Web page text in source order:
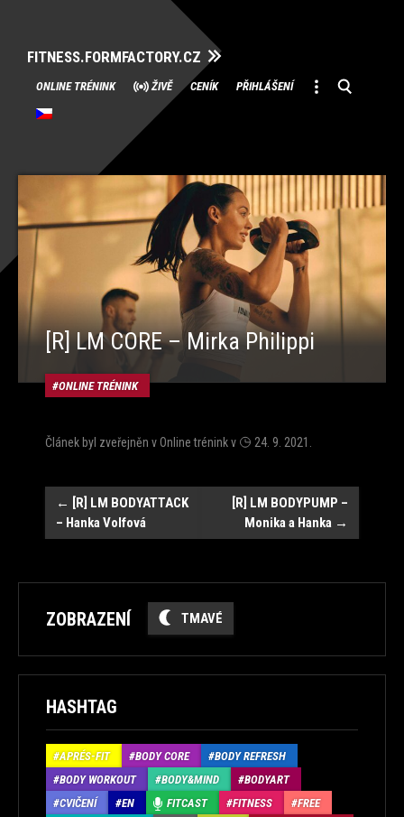
FITNESS.FORMFACTORY.CZ
Přeskočit
na
obsah
ONLINE TRÉNINK ŽIVĚ CENÍK PŘIHLÁŠENÍ
[R] LM CORE – Mirka Philippi
ONLINE TRÉNINK
Článek byl zveřejněn vOnline tréninkv 24. 9. 2021
Navigace
← [R] LM BODYATTACK
– Hanka Volfová
[R] LM BODYPUMP –
Monika a Hanka →
ZOBRAZENÍ TMAVÉ
HASHTAG
APRÉS-FIT BODY CORE
BODY REFRESH
BODY WORKOUT
BODY&MIND
BODYART
CVIČENÍ
EN FITCAST FITNESS
FREE